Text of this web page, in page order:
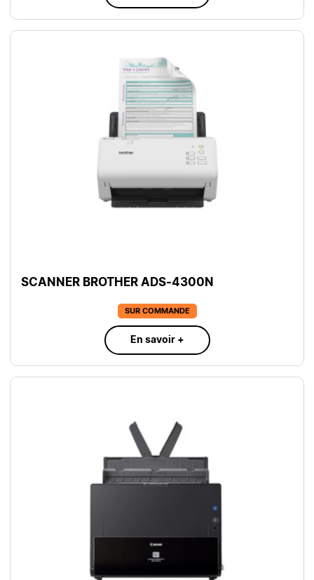
SCANNER BROTHER ADS-4300N
SUR COMMANDE
En savoir +